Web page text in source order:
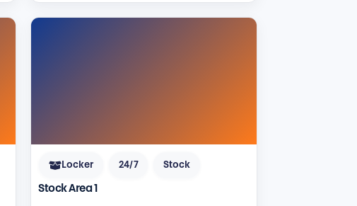
Locker 24/7 Stock
Stock Area 1